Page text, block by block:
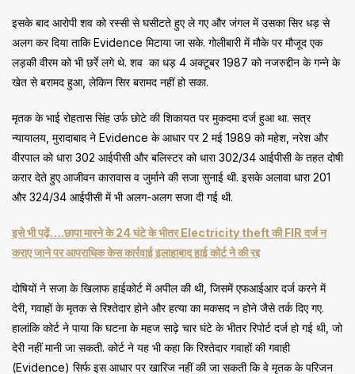
इसके बाद आरोपी शव को रस्सी से घसीटते हुए ले गए और जंगल में उसका सिर धड़ से
अलग कर दिया ताकि Evidence मिटाया जा सके. गोलीबारी में मौके पर मौजूद एक
लड़की वीरम को भी छर्रे लगे थे. शव का धड़ 4 अक्टूबर 1987 को नजरुद्दीन के गन्ने के
खेत से बरामद हुआ, लेकिन सिर बरामद नहीं हो सका.
मृतक के भाई रोहतास सिंह उर्फ छोटे की शिकायत पर मुकदमा दर्ज हुआ था. सत्र
न्यायालय, मुरादाबाद ने Evidence के आधार पर 2 मई 1989 को महेश, नरेश और
वीरपाल को धारा 302 आईपीसी और बलिस्टर को धारा 302/34 आईपीसी के तहत दोषी
करार देते हुए आजीवन कारावास व जुर्माने की सजा सुनाई थी. इसके अलावा धारा 201
और 324/34 आईपीसी में भी अलग-अलग सजा दी गई थी.
इसे भी पढ़ें….छापा मारने के 24 घंटे के भीतर Electricity theft की FIR दर्ज न
कराए जाने पर आपराधिक केस कार्रवाई इलाहाबाद हाई कोर्ट ने की रद्द
दोषियों ने सजा के खिलाफ हाईकोर्ट में अपील की थी, जिसमें एफआईआर दर्ज करने में
देरी, गवाहों के मृतक से रिश्तेदार होने और हत्या का मकसद न होने जैसे तर्क दिए गए.
हालांकि कोर्ट ने पाया कि घटना के महज साढ़े चार घंटे के भीतर रिपोर्ट दर्ज हो गई थी, जो
देरी नहीं मानी जा सकती. कोर्ट ने यह भी कहा कि रिश्तेदार गवाहों की गवाही
(Evidence) सिर्फ इस आधार पर खारिज नहीं की जा सकती कि वे मृतक के परिजन